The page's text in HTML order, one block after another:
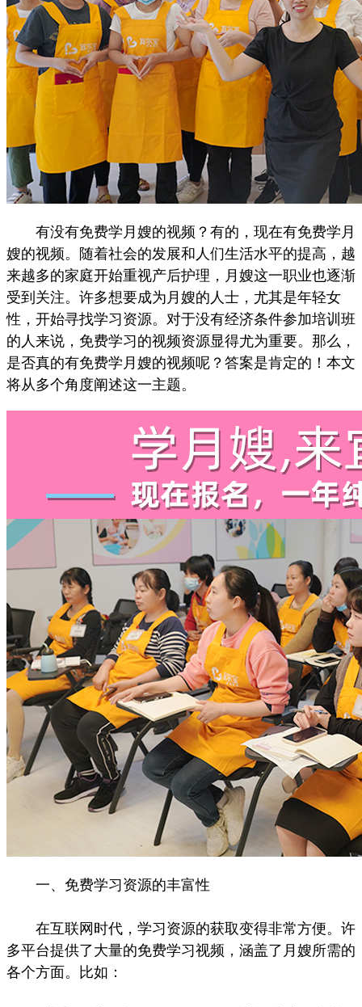
有没有免费学月嫂的视频？有的，现在有免费学月
嫂的视频。随着社会的发展和人们生活水平的提高，越
来越多的家庭开始重视产后护理，月嫂这一职业也逐渐
受到关注。许多想要成为月嫂的人士，尤其是年轻女
性，开始寻找学习资源。对于没有经济条件参加培训班
的人来说，免费学习的视频资源显得尤为重要。那么，
是否真的有免费学月嫂的视频呢？答案是肯定的！本文
将从多个角度阐述这一主题。
一、免费学习资源的丰富性
在互联网时代，学习资源的获取变得非常方便。许
多平台提供了大量的免费学习视频，涵盖了月嫂所需的
各个方面。比如：